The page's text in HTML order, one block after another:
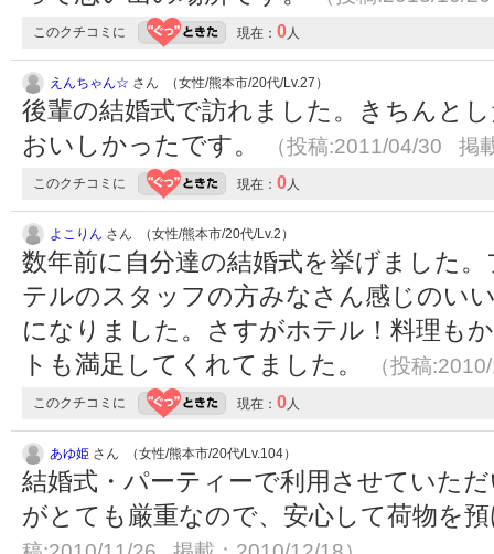
このクチコミに 現在： 0 人
えんちゃん☆ さん （女性/熊本市/20代/Lv.27）
後輩の結婚式で訪れました。きちんと
おいしかったです。
（投稿:2011/04/30 掲
このクチコミに 現在： 0 人
よこりん さん （女性/熊本市/20代/Lv.2）
数年前に自分達の結婚式を挙げました
テルのスタッフの方みなさん感じのい
になりました。さすがホテル！料理も
トも満足してくれてました。
（投稿
このクチコミに 現在： 0 人
あゆ姫 さん （女性/熊本市/20代/Lv.104）
結婚式・パーティーで利用させていた
がとても厳重なので、安心して荷物を